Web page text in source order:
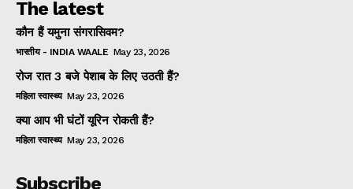
The latest
कौन हैं यमुना संगरासिवम?
भारतीय - INDIA WAALE May 23, 2026
रोज रात 3 बजे पेशाब के लिए उठती हैं?
महिला स्वास्थ्य May 23, 2026
क्या आप भी घंटों यूरिन रोकती हैं?
महिला स्वास्थ्य May 23, 2026
Subscribe